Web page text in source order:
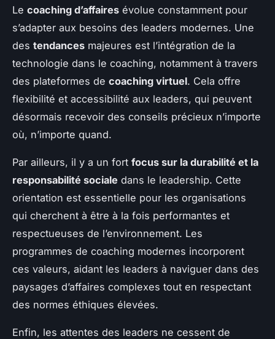
Le coaching d’affaires évolue constamment pour
s’adapter aux besoins des leaders modernes. Une
des tendances majeures est l’intégration de la
technologie dans le coaching, notamment à travers
des plateformes de coaching virtuel. Cela offre
flexibilité et accessibilité aux leaders, qui peuvent
désormais recevoir des conseils précieux n’importe
où, n’importe quand.
Par ailleurs, il y a un fort focus sur la durabilité et la
responsabilité sociale dans le leadership. Cette
orientation est essentielle pour les organisations
qui cherchent à être à la fois performantes et
respectueuses de l’environnement. Les
programmes de coaching modernes incorporent
ces valeurs, aidant les leaders à naviguer dans des
paysages d’affaires complexes tout en respectant
des normes éthiques élevées.
Enfin, les attentes des leaders ne cessent de